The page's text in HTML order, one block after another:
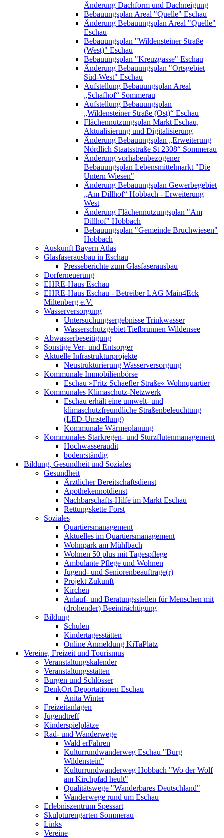
Änderung Dachform und Dachneigung
Bebauungsplan Areal "Quelle" Eschau
Änderung Bebauungsplan Areal "Quelle"
Eschau
Bebauungsplan "Wildensteiner Straße
(West)" Eschau
Bebauungsplan "Kreuzgasse" Eschau
Änderung Bebauungsplan "Ortsgebiet
Süd-West" Eschau
Aufstellung Bebauungsplan Areal
„Schafhof“ Sommerau
Aufstellung Bebauungsplan
„Wildensteiner Straße (Ost)“ Eschau
Flächennutzungsplan Markt Eschau,
Aktualisierung und Digitalisierung
Änderung Bebauungsplan „Erweiterung
Nördlich Staatsstraße St 2308“ Sommerau
Änderung vorhabenbezogener
Bebauungsplan Lebensmittelmarkt "Die
Untern Wiesen"
Änderung Bebauungsplan Gewerbegebiet
„Am Dillhof“ Hobbach - Erweiterung
West
Änderung Flächennutzungsplan "Am
Dillhof" Hobbach
Bebauungsplan "Gemeinde Bruchwiesen"
Hobbach
Auskunft Bayern Atlas
Glasfaserausbau in Eschau
Presseberichte zum Glasfaserausbau
Dorferneuerung
EHRE-Haus Eschau
EHRE-Haus Eschau - Betreiber LAG Main4Eck
Miltenberg e.V.
Wasserversorgung
Untersuchungsergebnisse Trinkwasser
Wasserschutzgebiet Tiefbrunnen Wildensee
Abwasserbeseitigung
Sonstige Ver- und Entsorger
Aktuelle Infrastrukturprojekte
Neustrukturierung Wasserversorgung
Kommunale Immobilienbörse
Eschau »Fritz Schaefler Straße« Wohnquartier
Kommunales Klimaschutz-Netzwerk
Eschau erhält eine umwelt- und
klimaschutzfreundliche Straßenbeleuchtung
(LED-Umstellung)
Kommunale Wärmeplanung
Kommunales Starkregen- und Sturzflutenmanagement
Hochwasseraudit
boden:ständig
Bildung, Gesundheit und Soziales
Gesundheit
Ärztlicher Bereitschaftsdienst
Apothekennotdienst
Nachbarschafts-Hilfe im Markt Eschau
Rettungskette Forst
Soziales
Quartiersmanagement
Aktuelles im Quartiersmanagement
Wohnpark am Mühlbach
Wohnen 50 plus mit Tagespflege
Ambulante Pflege und Wohnen
Jugend- und Seniorenbeauftrage(r)
Projekt Zukunft
Kirchen
Anlauf- und Beratungsstellen für Menschen mit
(drohender) Beeinträchtigung
Bildung
Schulen
Kindertagesstätten
Online Anmeldung KiTaPlatz
Vereine, Freizeit und Tourismus
Veranstaltungskalender
Veranstaltungsstätten
Burgen und Schlösser
DenkOrt Deportationen Eschau
Anita Winter
Freizeitanlagen
Jugendtreff
Kinderspielplätze
Rad- und Wanderwege
Wald erFahren
Kulturrundwanderweg Eschau "Burg
Wildenstein"
Kulturrundwanderweg Hobbach "Wo der Wolf
am Kirchpfad heult"
Qualitätswege "Wanderbares Deutschland"
Wanderwege rund um Eschau
Erlebniszentrum Spessart
Skulpturengarten Sommerau
Links
Vereine